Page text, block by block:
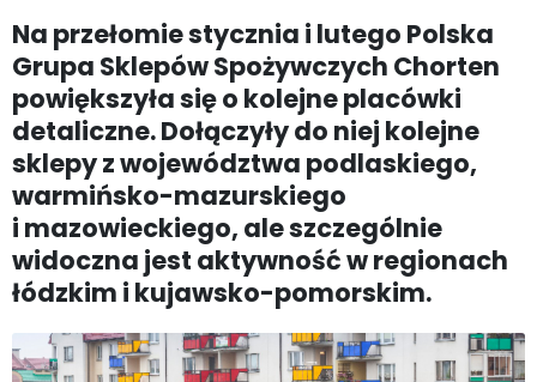
Na przełomie stycznia i lutego Polska
Grupa Sklepów Spożywczych Chorten
powiększyła się o kolejne placówki
detaliczne. Dołączyły do niej kolejne
sklepy z województwa podlaskiego,
warmińsko-mazurskiego
i mazowieckiego, ale szczególnie
widoczna jest aktywność w regionach
łódzkim i kujawsko-pomorskim.